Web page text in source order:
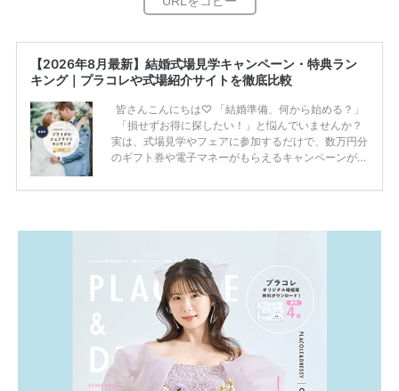
【2026年8月最新】結婚式場見学キャンペーン・特典ラン
キング｜プラコレや式場紹介サイトを徹底比較
皆さんこんにちは♡ 「結婚準備、何から始める？」
「損せずお得に探したい！」と悩んでいませんか？
実は、式場見学やフェアに参加するだけで、数万円分
のギフト券や電子マネーがもらえるキャンペーンがあ
ため、比較せずに選ぶと損をしてしまうことも……。
一番お得？」「プラコレの特典は？」といった疑問も
解決します。 まずは診断で候補を絞れる「ウェディ
ング診断」か、体験型 […]続きを読む